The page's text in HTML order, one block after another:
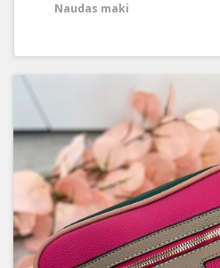
Naudas maki